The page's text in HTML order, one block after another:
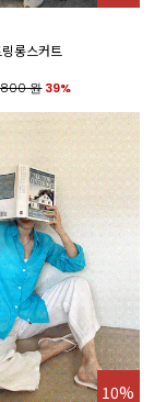
롱스커트
원 39%
10%